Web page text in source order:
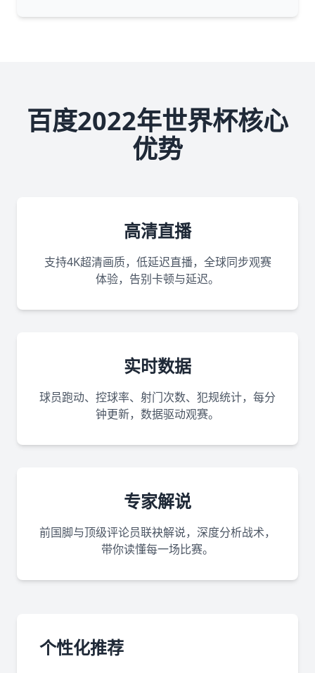
百度2022年世界杯核心
优势
高清直播
支持4K超清画质，低延迟直播，全球同步观赛
体验，告别卡顿与延迟。
实时数据
球员跑动、控球率、射门次数、犯规统计，每分
钟更新，数据驱动观赛。
专家解说
前国脚与顶级评论员联袂解说，深度分析战术，
带你读懂每一场比赛。
个性化推荐